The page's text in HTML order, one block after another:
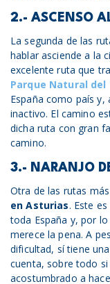
2.- ASCENSO
La segunda de las
hablar asciende a la
excelente ruta que
Parque Natural del
España como país
inactivo. El camino
dicha ruta con gran
camino.
3.- NARANJO
Otra de las rutas
en Asturias. Este
toda España y, por
merece la pena. A
dificultad, sí tiene
cuenta, sobre todo
acostumbrado a